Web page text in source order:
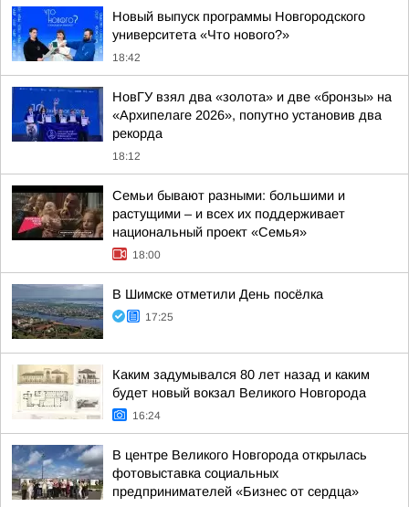
Новый выпуск программы Новгородского
университета «Что нового?»
18:42
НовГУ взял два «золота» и две «бронзы» на
«Архипелаге 2026», попутно установив два
рекорда
18:12
Семьи бывают разными: большими и
растущими – и всех их поддерживает
национальный проект «Семья»
18:00
В Шимске отметили День посёлка
17:25
Каким задумывался 80 лет назад и каким
будет новый вокзал Великого Новгорода
16:24
В центре Великого Новгорода открылась
фотовыставка социальных
предпринимателей «Бизнес от сердца»